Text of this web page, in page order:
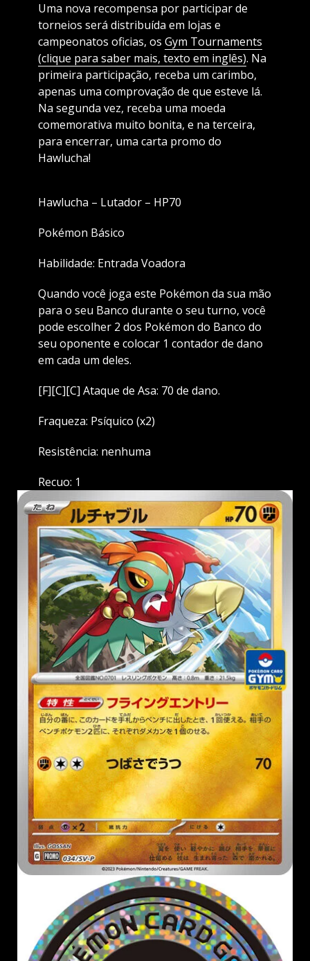
Uma nova recompensa por participar de
torneios será distribuída em lojas e
campeonatos oficias, os Gym Tournaments
(clique para saber mais, texto em inglês). Na
primeira participação, receba um carimbo,
apenas uma comprovação de que esteve lá.
Na segunda vez, receba uma moeda
comemorativa muito bonita, e na terceira,
para encerrar, uma carta promo do
Hawlucha!
Hawlucha – Lutador – HP70
Pokémon Básico
Habilidade: Entrada Voadora
Quando você joga este Pokémon da sua mão
para o seu Banco durante o seu turno, você
pode escolher 2 dos Pokémon do Banco do
seu oponente e colocar 1 contador de dano
em cada um deles.
[F][C][C] Ataque de Asa: 70 de dano.
Fraqueza: Psíquico (x2)
Resistência: nenhuma
Recuo: 1